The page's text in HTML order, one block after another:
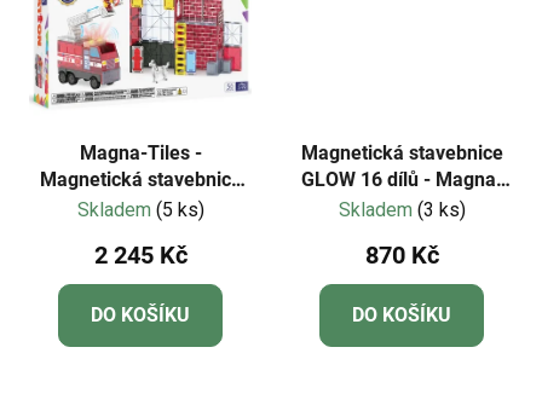
Magna-Tiles -
Magnetická stavebnice
Fire Station 50 dílů
Skladem (5 ks)
2 245 Kč
DO KOŠÍKU
Magnetická stavebnice
GLOW 16 dílů - Magna-
Tiles
Skladem (3 ks)
870 Kč
DO KOŠÍKU